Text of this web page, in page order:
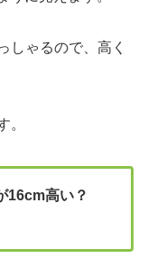
しゃるので、高く
。
16cm高い？